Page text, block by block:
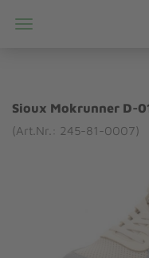
Sioux Mokrunner D-
(Art.Nr.: 245-81-0007)